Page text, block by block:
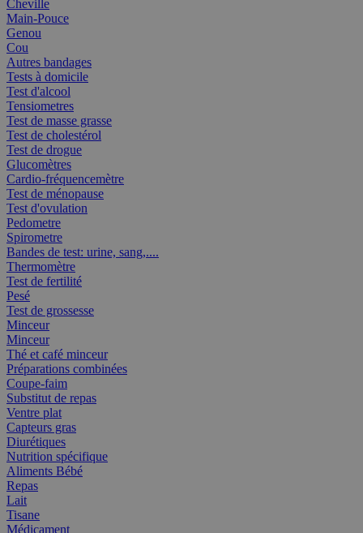
Cheville
Main-Pouce
Genou
Cou
Autres bandages
Tests à domicile
Test d'alcool
Tensiometres
Test de masse grasse
Test de cholestérol
Test de drogue
Glucomètres
Cardio-fréquencemètre
Test de ménopause
Test d'ovulation
Pedometre
Spirometre
Bandes de test: urine, sang,....
Thermomètre
Test de fertilité
Pesé
Test de grossesse
Minceur
Minceur
Thé et café minceur
Préparations combinées
Coupe-faim
Substitut de repas
Ventre plat
Capteurs gras
Diurétiques
Nutrition spécifique
Aliments Bébé
Repas
Lait
Tisane
Médicament